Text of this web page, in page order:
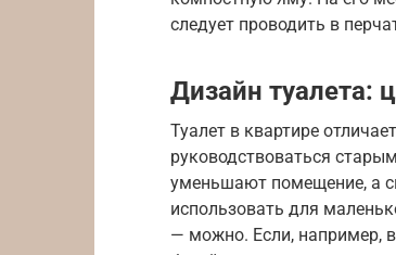
следует проводить в
Дизайн туалета:
Туалет в квартире
руководствоваться
уменьшают помещение, а
использовать для
— можно. Если, например,